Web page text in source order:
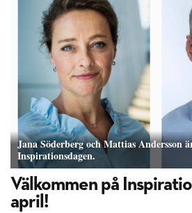
Jana Söderberg och Mattias Andersson
Inspirationsdagen.
Välkommen på
april!